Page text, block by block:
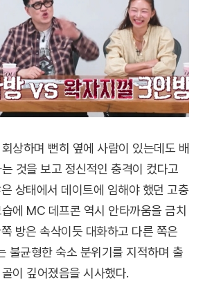
상하며 뻔히 옆에 사람이 있는데도 배
것을 보고 정신적인 충격이 컸다고
상태에서 데이트에 임해야 했던 고충
에 MC 데프콘 역시 안타까움을 금치
방은 속삭이듯 대화하고 다른 쪽은
불균형한 숙소 분위기를 지적하며 출
이 깊어졌음을 시사했다.